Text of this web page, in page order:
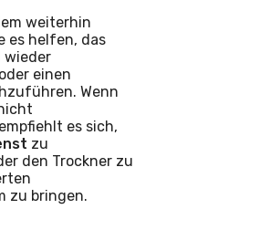
weiterhin
es helfen, das
wieder
einen
Wenn
es sich,
zu
den Trockner zu
zu bringen.